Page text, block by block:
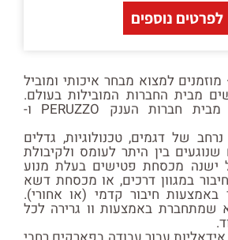
לפרטים נוספים
למצוא מבחר איכותי ומוביל
מבית החברות המובילות בעולם.
מכסחות פטישים מבית חברות הענק PERUZZO ו-
של דגמים, טכנולוגיות, גדלים
שנוגעים בין היתר לעומס ולקיבולת
ישנה מכסחת פטישים בעלת מנוע
במגוון דרכים, או מכסחת דשא
חיבור קדמי (או אחורי).
באמצעות וו גרירה לכל